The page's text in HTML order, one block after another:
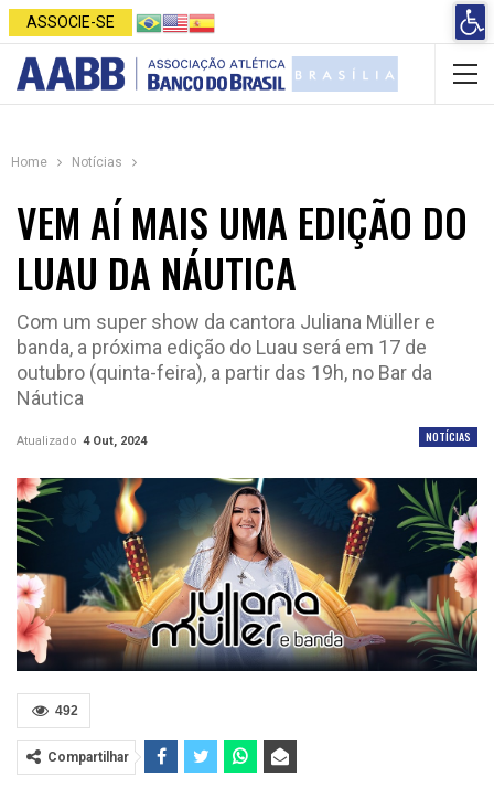
ASSOCIE-SE
Home Notícias
VEM AÍ MAIS UMA EDIÇÃO DO
LUAU DA NÁUTICA
Com um super show da cantora Juliana Müller e
banda, a próxima edição do Luau será em 17 de
outubro (quinta-feira), a partir das 19h, no Bar da
Náutica
NOTÍCIAS
Atualizado 4 Out, 2024
492
Compartilhar